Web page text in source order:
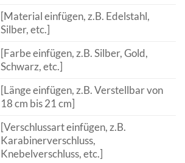
[Material einfügen, z.B. Edelstahl,
Silber, etc.]
[Farbe einfügen, z.B. Silber, Gold,
Schwarz, etc.]
[Länge einfügen, z.B. Verstellbar von
18 cm bis 21 cm]
[Verschlussart einfügen, z.B.
Karabinerverschluss,
Knebelverschluss, etc.]